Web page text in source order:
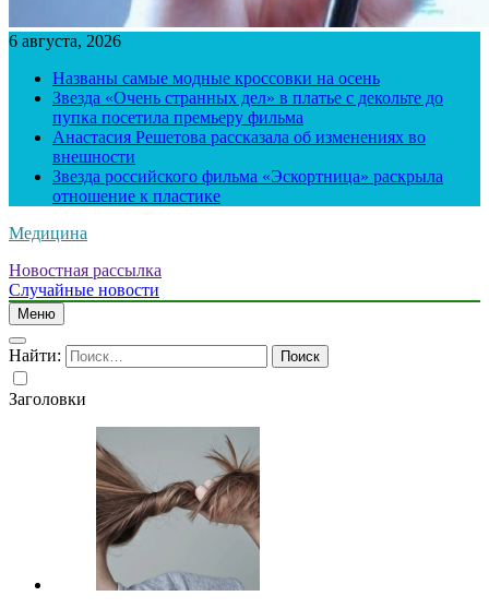
6 августа, 2026
Названы самые модные кроссовки на осень
Звезда «Очень странных дел» в платье с декольте до
пупка посетила премьеру фильма
Анастасия Решетова рассказала об изменениях во
внешности
Звезда российского фильма «Эскортница» раскрыла
отношение к пластике
Медицина
Новостная рассылка
Случайные новости
Меню
Найти:
Заголовки